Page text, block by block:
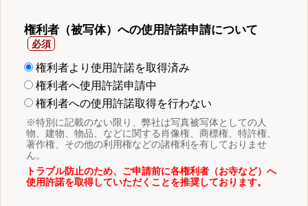
権利者（被写体）への使用許諾申請について
権利者より使用許諾を取得済み
権利者へ使用許諾申請中
権利者への使用許諾取得を行わない
※特別に記載のない限り、弊社は写真被写体としての人
物、建物、物品、などに関する肖像権、商標権、特許権、
著作権、その他の利用権などの諸権利を有しておりませ
ん。
トラブル防止のため、ご申請前に各権利者（お寺など）へ
使用許諾を取得していただくことを推奨しております。